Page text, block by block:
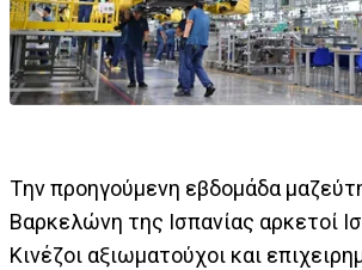
Tην προηγούμενη εβδομάδα
Βαρκελώνη της Ισπανίας αρκετοί
Κινέζοι αξιωματούχοι και